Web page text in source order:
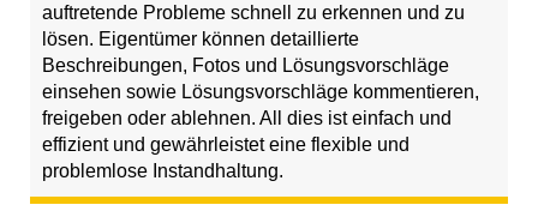
auftretende Probleme schnell zu erkennen und zu
lösen. Eigentümer können detaillierte
Beschreibungen, Fotos und Lösungsvorschläge
einsehen sowie Lösungsvorschläge kommentieren,
freigeben oder ablehnen. All dies ist einfach und
effizient und gewährleistet eine flexible und
problemlose Instandhaltung.